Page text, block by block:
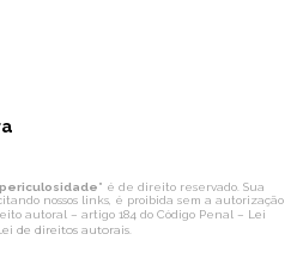
" é de direito reservado. Sua
nossos links, é proibida sem a autorização
autoral – artigo 184 do Código Penal – Lei
de direitos autorais.